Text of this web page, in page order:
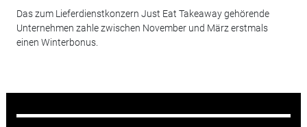
Das zum Lieferdienstkonzern Just Eat Takeaway gehörende
Unternehmen zahle zwischen November und März erstmals
einen Winterbonus.